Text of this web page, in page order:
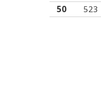
50
523